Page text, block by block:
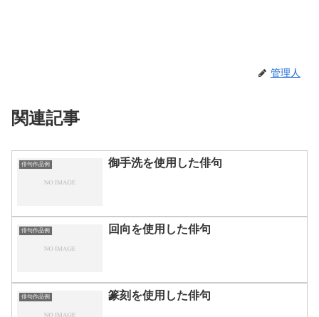
管理人
関連記事
俳句作品例 御手洗を使用した俳句
俳句作品例 回向を使用した俳句
俳句作品例 篆刻を使用した俳句